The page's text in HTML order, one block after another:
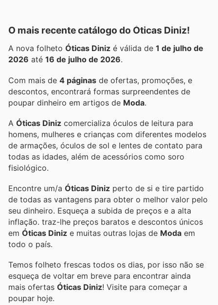
O mais recente catálogo do Óticas Diniz!
A nova folheto Óticas Diniz é válida de 1 de julho de
2026 até 16 de julho de 2026.
Com mais de 4 páginas de ofertas, promoções, e
descontos, encontrará formas surpreendentes de
poupar dinheiro em artigos de Moda.
A Óticas Diniz comercializa óculos de leitura para
homens, mulheres e crianças com diferentes modelos
de armações, óculos de sol e lentes de contato para
todas as idades, além de acessórios como soro
fisiológico.
Encontre um/a Óticas Diniz perto de si e tire partido
de todas as vantagens para obter o melhor valor pelo
seu dinheiro. Esqueça a subida de preços e a alta
inflação. traz-lhe preços baratos e descontos únicos
em Óticas Diniz e muitas outras lojas de Moda em
todo o país.
Temos folheto frescas todos os dias, por isso não se
esqueça de voltar em breve para encontrar ainda
mais ofertas Óticas Diniz ! Visite para começar a
poupar hoje.